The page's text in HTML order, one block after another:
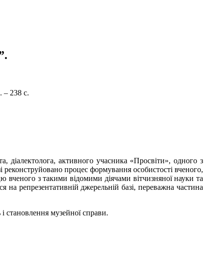
– 238 с.
діалектолога, активного учасника «Просвіти», одного з
процес формування особистості вченого,
вченого з такими відомими діячами вітчизняної науки та
репрезентативній джерельній базі, переважна частина
становлення музейної справи.